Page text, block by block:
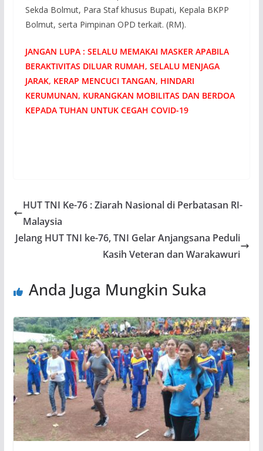
Sekda Bolmut, Para Staf khusus Bupati, Kepala BKPP
Bolmut, serta Pimpinan OPD terkait. (RM).
JANGAN LUPA : SELALU MEMAKAI MASKER APABILA
BERAKTIVITAS DILUAR RUMAH, SELALU MENJAGA
JARAK, KERAP MENCUCI TANGAN, HINDARI
KERUMUNAN, KURANGKAN MOBILITAS DAN BERDOA
KEPADA TUHAN UNTUK CEGAH COVID-19
HUT TNI Ke-76 : Ziarah Nasional di Perbatasan RI-
Malaysia
Jelang HUT TNI ke-76, TNI Gelar Anjangsana Peduli
Kasih Veteran dan Warakawuri
Anda Juga Mungkin Suka